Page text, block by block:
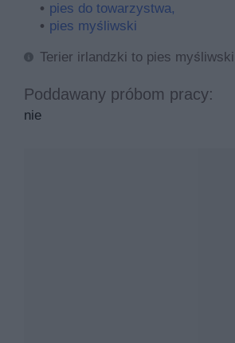
pies do towarzystwa,
pies myśliwski
Terier irlandzki to pies
Poddawany próbom pracy:
nie